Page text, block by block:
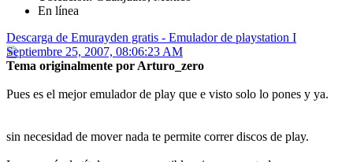
En línea
Descarga de Emurayden gratis - Emulador de playstation I
Septiembre 25, 2007, 08:06:23 AM
Tema originalmente por Arturo_zero
Pues es el mejor emulador de play que e visto solo lo pones y ya.
sin necesidad de mover nada te permite correr discos de play.